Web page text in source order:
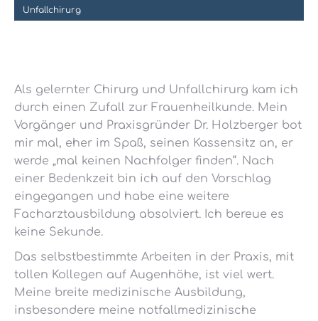
Unfallchirurg
Als gelernter Chirurg und Unfallchirurg kam ich
durch einen Zufall zur Frauenheilkunde. Mein
Vorgänger und Praxisgründer Dr. Holzberger bot
mir mal, eher im Spaß, seinen Kassensitz an, er
werde „mal keinen Nachfolger finden“. Nach
einer Bedenkzeit bin ich auf den Vorschlag
eingegangen und habe eine weitere
Facharztausbildung absolviert. Ich bereue es
keine Sekunde.
Das selbstbestimmte Arbeiten in der Praxis, mit
tollen Kollegen auf Augenhöhe, ist viel wert.
Meine breite medizinische Ausbildung,
insbesondere meine notfallmedizinische